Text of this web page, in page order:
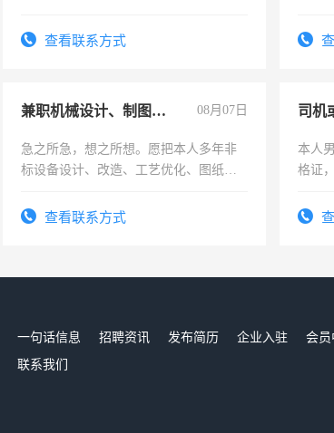
查看联系方式
频，
兼职机械设计、制图、设备改造 08月07日
急之所急，想之所想。愿把本人多年非
标设备设计、改造、工艺优化、图纸制
结识有识之士，共享未来。
查看联系方式
司机
本人
格证
一句话信息 招聘资讯 发布简历 企业入驻 会员
联系我们